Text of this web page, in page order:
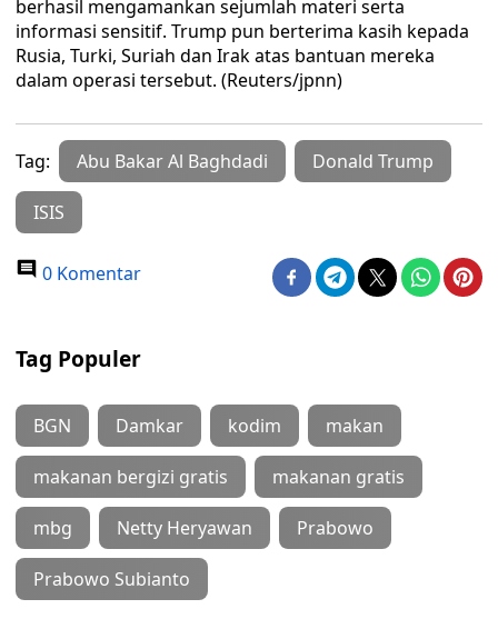
berhasil mengamankan sejumlah materi serta
informasi sensitif. Trump pun berterima kasih kepada
Rusia, Turki, Suriah dan Irak atas bantuan mereka
dalam operasi tersebut. (Reuters/jpnn)
Tag: Abu Bakar Al Baghdadi Donald Trump
ISIS
0 Komentar
Tag Populer
BGN Damkar kodim makan
makanan bergizi gratis makanan gratis
mbg Netty Heryawan Prabowo
Prabowo Subianto